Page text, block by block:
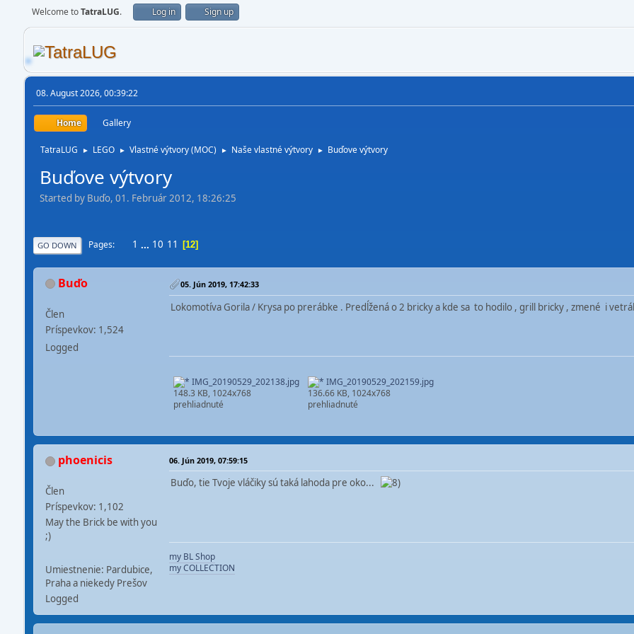
Welcome toTatraLUG. Log in Sign up
08. August 2026, 00:39:22
Home Gallery
TatraLUG ► LEGO ► Vlastné výtvory (MOC) ► Naše vlastné výtvory ► Buďove výtvory
Buďove výtvory
Started by Buďo, 01. Február 2012, 18:26:25
GO DOWN Pages 1 ... 10 11 12
Buďo
Člen
Príspevkov: 1,524
Logged
05. Jún 2019, 17:42:33
Lokomotíva Gorila / Krysa po prerábke . Predĺžená o 2 bricky a kde sa to hodilo , grill bricky , zmené i
IMG_20190529_202138.jpg
148.3 KB, 1024x768
prehliadnuté
IMG_20190529_202159.jpg
136.66 KB, 1024x768
prehliadnuté
phoenicis
Člen
Príspevkov: 1,102
May the Brick be with you
;)
Umiestnenie: Pardubice,
Praha a niekedy Prešov
Logged
06. Jún 2019, 07:59:15
Buďo, tie Tvoje vláčiky sú taká lahoda pre oko...
my BL Shop
my COLLECTION